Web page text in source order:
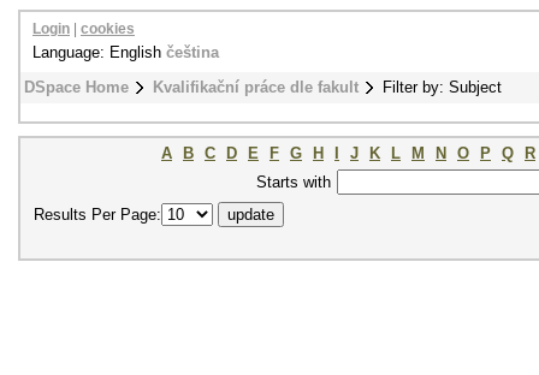
DSpace Home Kvalifikační práce dle fakult Filter by: Subject
Login cookies
Language: English čeština
A B C D E F G H J K L M N O P Q
R
Starts with
Results Per Page: